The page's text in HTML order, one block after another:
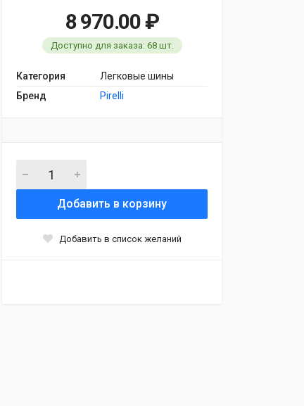
8 970.00 ₽
Доступно для заказа: 68 шт.
Категория
Легковые шины
Бренд
Pirelli
Добавить в корзину
Добавить в список желаний